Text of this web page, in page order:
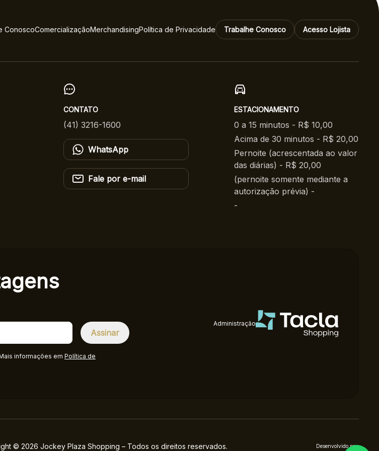
Rock
ConoscoComercializaçãoMerchandisingPolítica de Privacidade Trabalhe Conosco Acesso Lojista
CONTATO
(41) 3216-1600
WhatsApp
Fale por e-mail
ESTACIONAMENTO
0 a 15 minutos - R$ 10,00
Acima de 30 minutos - R$ 20,00
Pernoite (acrescentada ao valor
das diárias) - R$ 20,00
(pernoite somente mediante a
autorização prévia) -
-
informações em Política de
Administração
© 2026 Jockey Plaza Shopping – Todos os direitos reservados. Desenvolvido por: